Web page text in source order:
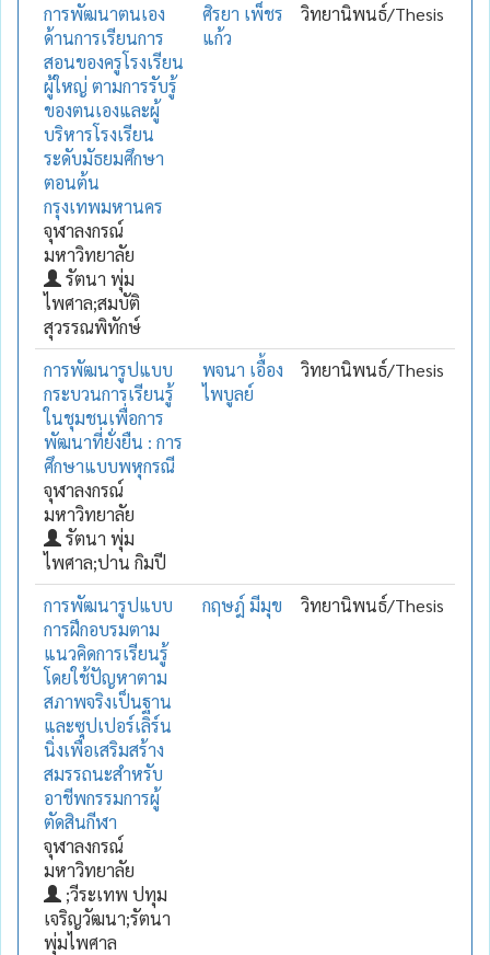
การพัฒนาตนเอง
ด้านการเรียนการ
สอนของครูโรงเรียน
ผู้ใหญ่ ตามการรับรู้
ของตนเองและผู้
บริหารโรงเรียน
ระดับมัธยมศึกษา
ตอนต้น
กรุงเทพมหานคร
จุฬาลงกรณ์
มหาวิทยาลัย
รัตนา พุ่ม
ไพศาล;สมบัติ
สุวรรณพิทักษ์
ศิรยา เพ็ชร
แก้ว
วิทยานิพนธ์/Thesis
การพัฒนารูปแบบ
กระบวนการเรียนรู้
ในชุมชนเพื่อการ
พัฒนาที่ยั่งยืน : การ
ศึกษาแบบพหุกรณี
จุฬาลงกรณ์
มหาวิทยาลัย
รัตนา พุ่ม
ไพศาล;ปาน กิมปี
พจนา เอื้อง
ไพบูลย์
วิทยานิพนธ์/Thesis
การพัฒนารูปแบบ
การฝึกอบรมตาม
แนวคิดการเรียนรู้
โดยใช้ปัญหาตาม
สภาพจริงเป็นฐาน
และซุปเปอร์เลิร์น
นิ่งเพื่อเสริมสร้าง
สมรรถนะสำหรับ
อาชีพกรรมการผู้
ตัดสินกีฬา
จุฬาลงกรณ์
มหาวิทยาลัย
;วีระเทพ ปทุม
เจริญวัฒนา;รัตนา
พุ่มไพศาล
กฤษฎ์ มีมุข วิทยานิพนธ์/Thesis